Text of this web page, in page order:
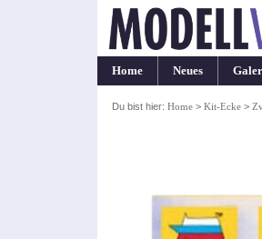
Home Neues
Du bist hier: Home> Kit-Ecke>